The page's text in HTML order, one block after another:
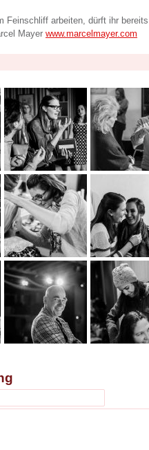
Feinschliff arbeiten, dürft ihr
Mayer www.marcelmayer.com